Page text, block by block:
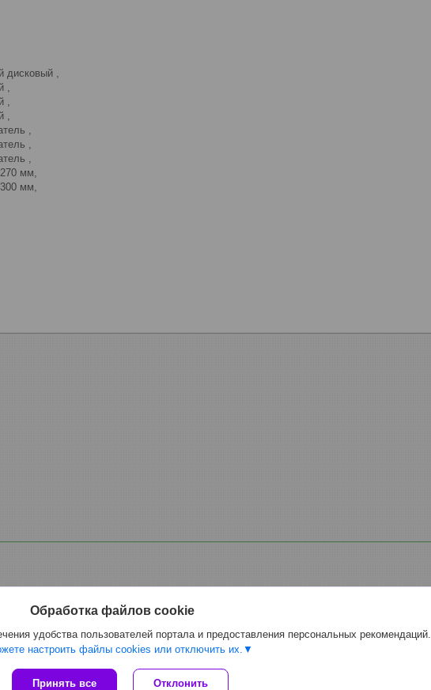
дисковый ,
,
,
,
,
,
,
мм,
мм,
Сайт создан на платформе Deal.by
Обработка файлов cookie
удобства пользователей портала и предоставления персональных рекомендаций.
настроить файлы cookies или отключить их.
Принять все Отклонить